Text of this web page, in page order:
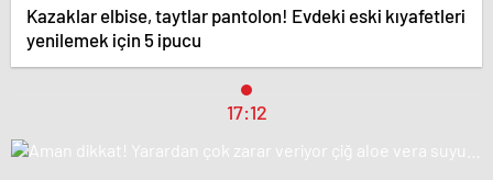
Kazaklar elbise, taytlar pantolon! Evdeki eski kıyafetleri
yenilemek için 5 ipucu
17:12